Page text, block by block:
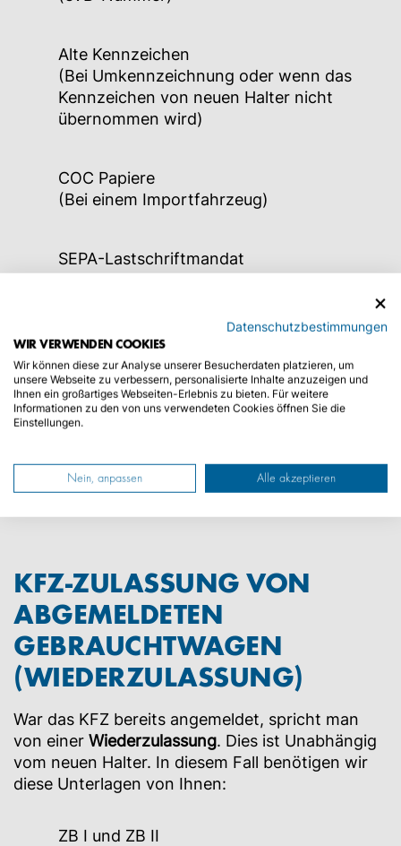
Alte Kennzeichen
(Bei Umkennzeichnung oder wenn das
Kennzeichen von neuen Halter nicht
übernommen wird)
COC Papiere
(Bei einem Importfahrzeug)
SEPA-Lastschriftmandat
Handelsregisterauszug
(Bei einer Firma)
(Bei einer Firma)
KFZ-ZULASSUNG VON
ABGEMELDETEN
GEBRAUCHTWAGEN
(WIEDERZULASSUNG)
War das KFZ bereits angemeldet, spricht man
von einer Wiederzulassung. Dies ist Unabhängig
vom neuen Halter. In diesem Fall benötigen wir
diese Unterlagen von Ihnen:
ZB I und ZB II
Datenschutzbestimmungen
WIR VERWENDEN COOKIES
Wir können diese zur Analyse unserer Besucherdaten platzieren, um
unsere Webseite zu verbessern, personalisierte Inhalte anzuzeigen und
Ihnen ein großartiges Webseiten-Erlebnis zu bieten. Für weitere
Informationen zu den von uns verwendeten Cookies öffnen Sie die
Einstellungen.
Nein, anpassen Alle akzeptieren